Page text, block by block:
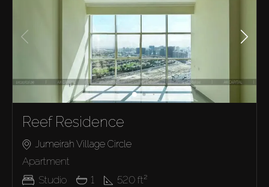
Reef Residence
Jumeirah Village Circle
Apartment
Studio
1 520 ft²